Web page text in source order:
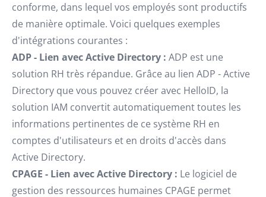
conforme, dans lequel vos employés sont productifs
de manière optimale. Voici quelques exemples
d'intégrations courantes :
ADP - Lien avec Active Directory : ADP est une
solution RH très répandue. Grâce au lien ADP - Active
Directory que vous pouvez créer avec HelloID, la
solution IAM convertit automatiquement toutes les
informations pertinentes de ce système RH en
comptes d'utilisateurs et en droits d'accès dans
Active Directory.
CPAGE - Lien avec Active Directory : Le logiciel de
gestion des ressources humaines CPAGE permet